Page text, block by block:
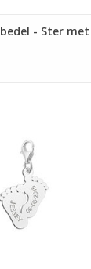
- Ster met
AAN WINKELWAGEN